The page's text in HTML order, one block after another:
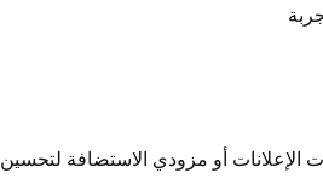
الإعلانات أو مزودي الاستضافة